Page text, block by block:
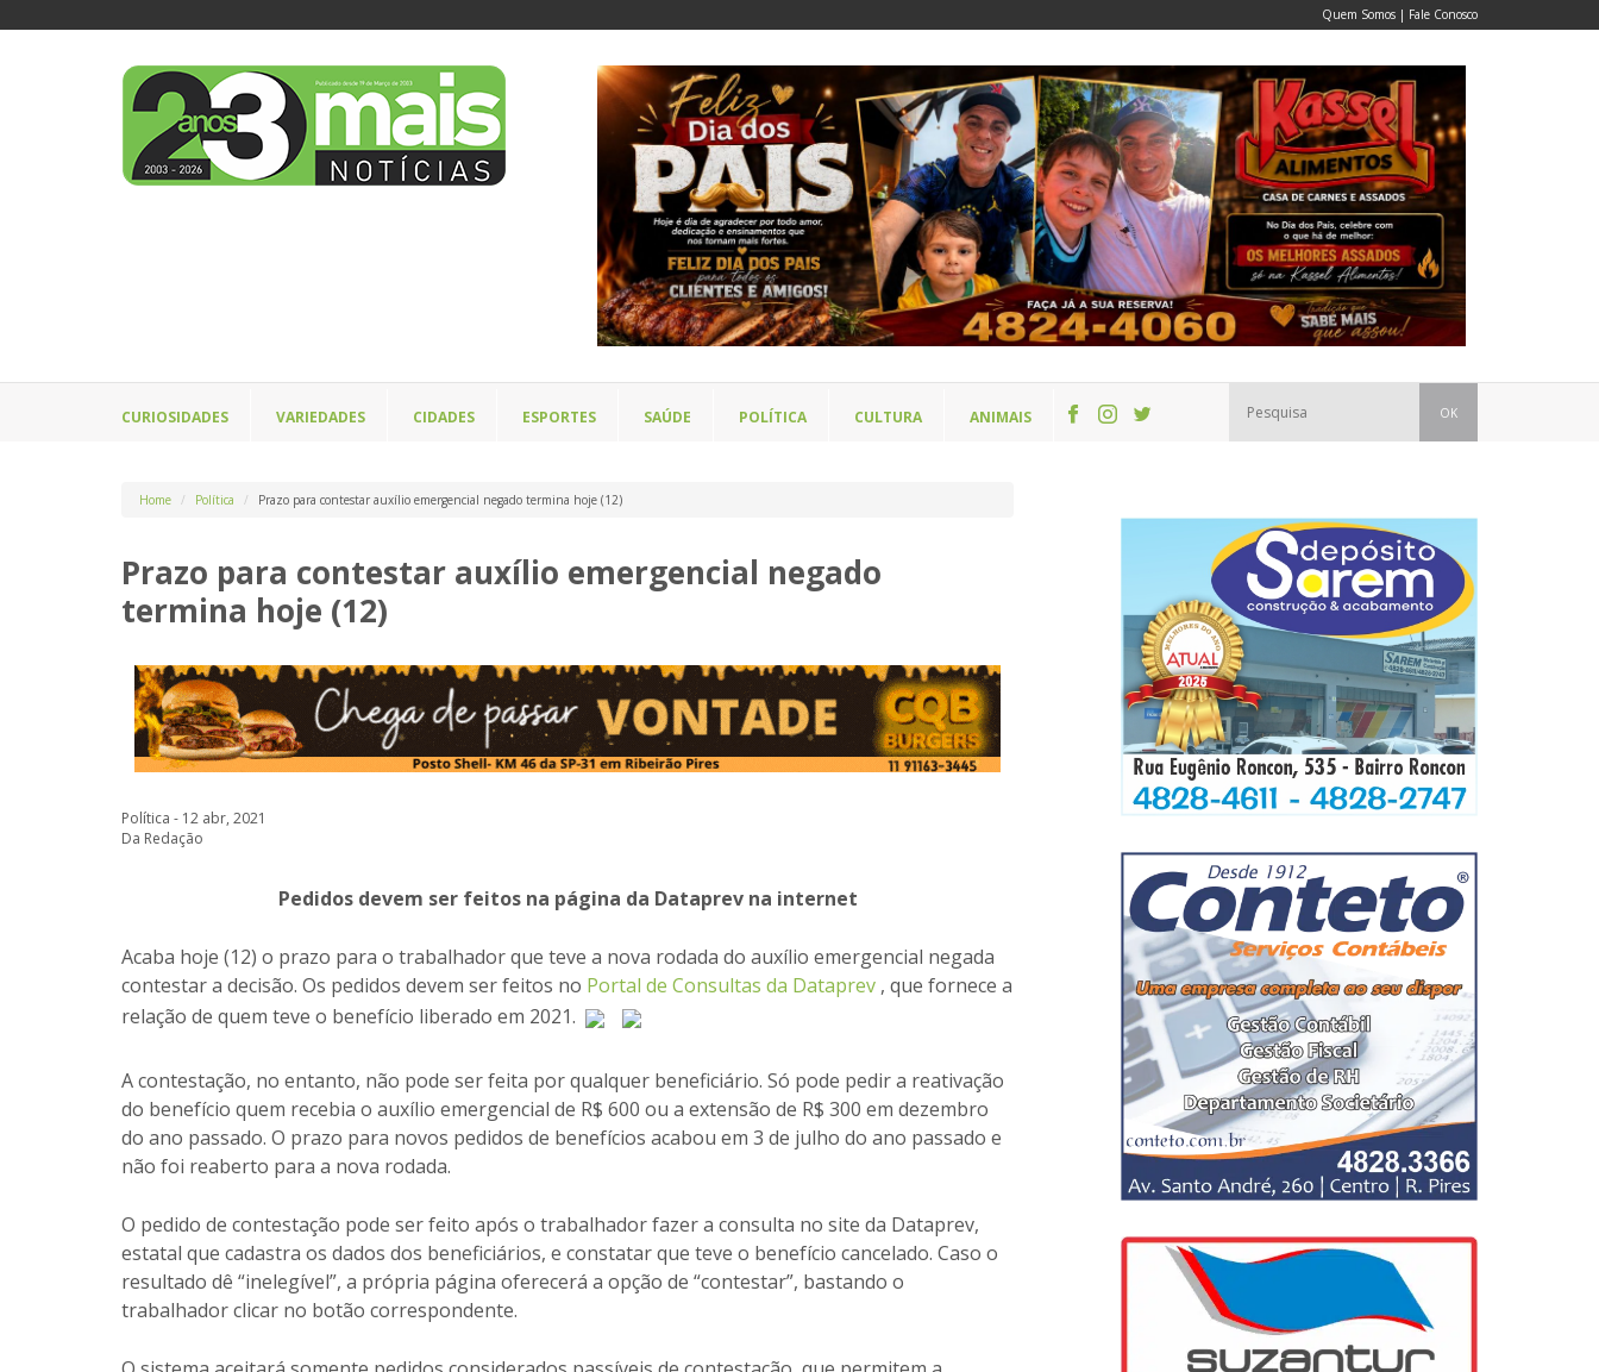
Quem Somos | Fale Conosco
CURIOSIDADES VARIEDADES CIDADES ESPORTES SAÚDE POLÍTICA CULTURA ANIMAIS OK
Home Política Prazo para contestar auxílio emergencial negado termina hoje (12)
Prazo para contestar auxílio emergencial negado
termina hoje (12)
Política - 12 abr, 2021
Da Redação
Pedidos devem ser feitos na página da Dataprev na internet
Acaba hoje (12) o prazo para o trabalhador que teve a nova rodada do auxílio emergencial negada
contestar a decisão. Os pedidos devem ser feitos no Portal de Consultas da Dataprev , que fornece a
relação de quem teve o benefício liberado em 2021.
A contestação, no entanto, não pode ser feita por qualquer beneficiário. Só pode pedir a reativação
do benefício quem recebia o auxílio emergencial de R$ 600 ou a extensão de R$ 300 em dezembro
do ano passado. O prazo para novos pedidos de benefícios acabou em 3 de julho do ano passado e
não foi reaberto para a nova rodada.
O pedido de contestação pode ser feito após o trabalhador fazer a consulta no site da Dataprev,
estatal que cadastra os dados dos beneficiários, e constatar que teve o benefício cancelado. Caso o
resultado dê “inelegível”, a própria página oferecerá a opção de “contestar”, bastando o
trabalhador clicar no botão correspondente.